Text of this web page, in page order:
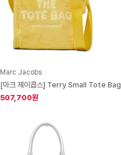
Marc Jacobs
[마크 제이콥스] Terry Small Tote Bag
507,700원